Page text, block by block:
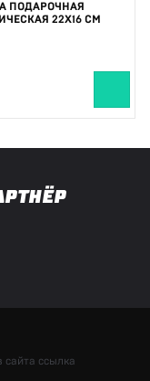
ПОДАРОЧНАЯ
22Х16 СМ
ссылка